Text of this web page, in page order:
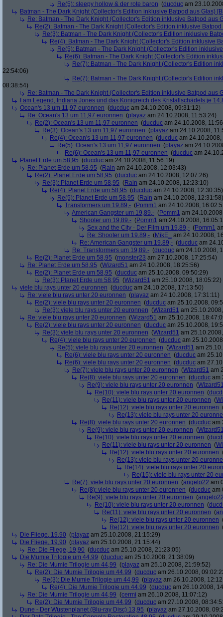
Re(5): sleepy hollow & der rote baron (ducduc am
Batman - The Dark Knight (Collector's Edition inklusive Batpod aus Glas)
Re: Batman - The Dark Knight (Collector's Edition inklusive Batpod aus
Re(2): Batman - The Dark Knight (Collector's Edition inklusive
Re(3): Batman - The Dark Knight (Collector's Edition inklusive
Re(4): Batman - The Dark Knight (Collector's Edition inklusive
Re(5): Batman - The Dark Knight (Collector's Edition
Re(6): Batman - The Dark Knight (Collector's Edition
Re(7): Batman - The Dark Knight (Collector's Edition
22:54:06)
Re(7): Batman - The Dark Knight (Collector's Edition
08:38:54)
Re: Batman - The Dark Knight (Collector's Edition inklusive Batpod aus
I am Legend, Indiana Jones und das Königreich des Kristallschädels je
Ocean's 13 um 11,97 euronnen (ducduc am 24.10.2008, 09:31:12)
Re: Ocean's 13 um 11,97 euronnen (playaz am 24.10.2008, 11:53:24)
Re(2): Ocean's 13 um 11,97 euronnen (ducduc am 24.10.2008,
Re(3): Ocean's 13 um 11,97 euronnen (playaz am 24.10.2008,
Re(4): Ocean's 13 um 11,97 euronnen (ducduc am
Re(5): Ocean's 13 um 11,97 euronnen (playaz am
Re(6): Ocean's 13 um 11,97 euronnen (ducduc am
Planet Erde um 58,95 (ducduc am 24.10.2008, 11:56:19)
Re: Planet Erde um 58,95 (Rain am 24.10.2008, 12:03:43)
Re(2): Planet Erde um 58,95 (ducduc am 24.10.2008, 12:07:26)
Re(3): Planet Erde um 58,95 (Rain am 24.10.2008, 12:23:10)
Re(4): Planet Erde um 58,95 (ducduc am 24.10.2008, 12:30:35)
Re(5): Planet Erde um 58,95 (Rain am 24.10.2008, 12:31:58)
Transformers um 19,89,- (Pomm1 am 24.10.2008,
American Gangster um 19,89,- (Pomm1 am
Shooter um 19,89,- (Pomm1 am 24.10.2008,
Sex and the City - Der Film um 19,89,- (Pomm1
Re: Shooter um 19,89,- (MikE_
am 24.10.2008,
Re: American Gangster um 19,89,- (ducduc am
Re: Transformers um 19,89,- (ducduc am 24.10.2008,
Re(2): Planet Erde um 58,95 (monster23 am 27.10.2008, 17:25:54)
Re: Planet Erde um 58,95 (Wizard51 am 24.10.2008, 18:25:56)
Re(2): Planet Erde um 58,95 (ducduc am 25.10.2008, 09:50:29)
Re(3): Planet Erde um 58,95 (Wizard51 am 25.10.2008, 18:05:22)
viele blu rays unter 20 euronnen (ducduc am 24.10.2008, 17:13:50)
Re: viele blu rays unter 20 euronnen (playaz am 24.10.2008, 17:31:11)
Re(2): viele blu rays unter 20 euronnen (ducduc am 25.10.2008,
Re(3): viele blu rays unter 20 euronnen (Wizard51 am
Re: viele blu rays unter 20 euronnen (Wizard51 am 25.10.2008,
Re(2): viele blu rays unter 20 euronnen (ducduc am 25.10.2008,
Re(3): viele blu rays unter 20 euronnen (Wizard51 am
Re(4): viele blu rays unter 20 euronnen (ducduc am
Re(5): viele blu rays unter 20 euronnen (Wizard51 am
Re(6): viele blu rays unter 20 euronnen (ducduc am
Re(6): viele blu rays unter 20 euronnen (ducduc am
Re(7): viele blu rays unter 20 euronnen (Wizard51 am
Re(8): viele blu rays unter 20 euronnen (ducduc am
Re(9): viele blu rays unter 20 euronnen (
Re(10): viele blu rays unter 20 euronnen (
Re(11): viele blu rays unter 20 euronnen (
Re(12): viele blu rays unter 20 euronnen
Re(13): viele blu rays unter 20
Re(8): viele blu rays unter 20 euronnen (ducduc am
Re(9): viele blu rays unter 20 euronnen (
Re(10): viele blu rays unter 20 euronnen (
Re(11): viele blu rays unter 20 euronnen (
Re(12): viele blu rays unter 20 euronnen
Re(13): viele blu rays unter 20
Re(14): viele blu rays unter 20
Re(15): viele blu rays unter 20
Re(7): viele blu rays unter 20 euronnen (angelo22 am
Re(8): viele blu rays unter 20 euronnen (ducduc am
Re(9): viele blu rays unter 20 euronnen (
Re(10): viele blu rays unter 20 euronnen (
Re(11): viele blu rays unter 20 euronnen (
Re(12): viele blu rays unter 20 euronnen
Re(12): viele blu rays unter 20 euronnen
Die Fliege, 19,90 (playaz am 25.10.2008, 21:15:29)
Die Fliege, 19,90 (playaz am 25.10.2008, 21:15:44)
Re: Die Fliege, 19,90 (ducduc am 25.10.2008, 21:23:05)
Die Mumie Trilogie um 44,99 (ducduc am 25.10.2008, 21:38:09)
Re: Die Mumie Trilogie um 44,99 (playaz am 25.10.2008, 21:59:52)
Re(2): Die Mumie Trilogie um 44,99 (ducduc am 26.10.2008,
Re(3): Die Mumie Trilogie um 44,99 (playaz am 26.10.2008,
Re(4): Die Mumie Trilogie um 44,99 (ducduc am 26.10.2008,
Re: Die Mumie Trilogie um 44,99 (cermi am 26.10.2008, 11:07:12)
Re(2): Die Mumie Trilogie um 44,99 (ducduc am 27.10.2008,
Dune - Der Wüstenplanet (Blu-ray Disc) 13,95 (playaz am 27.10.2008,